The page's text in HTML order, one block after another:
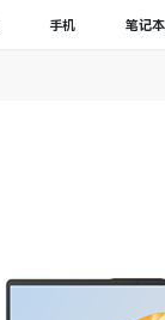
手机 笔记